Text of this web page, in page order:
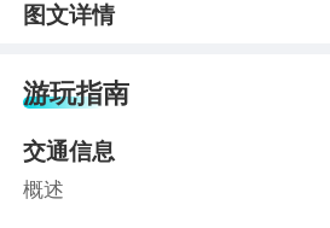
图文详情
游玩指南
交通信息
概述